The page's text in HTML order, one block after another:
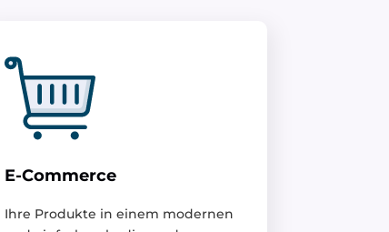
E-Commerce
Ihre Produkte in einem modernen